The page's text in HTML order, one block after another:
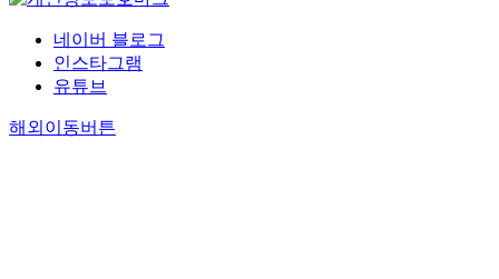
네이버 블로그
인스타그램
유튜브
해외이동버튼